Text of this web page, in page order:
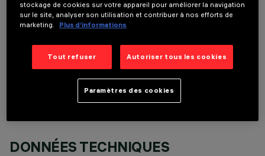
COMPOSANTS OPTIONNELS
DONNÉES TECHNIQUES
stockage de cookies sur votre appareil pour améliorer la navigation
sur le site, analyser son utilisation et contribuer à nos efforts de
marketing.
Plus d’informations
Tout refuser Autoriser tous les cookies
Paramètres des cookies